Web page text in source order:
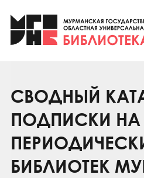
Клуб «Гиря и
Клуб «Семейный
Коллегам
Контакты
СВОДНЫЙ
ПОДПИСКИ НА
БИБЛИОТЕК